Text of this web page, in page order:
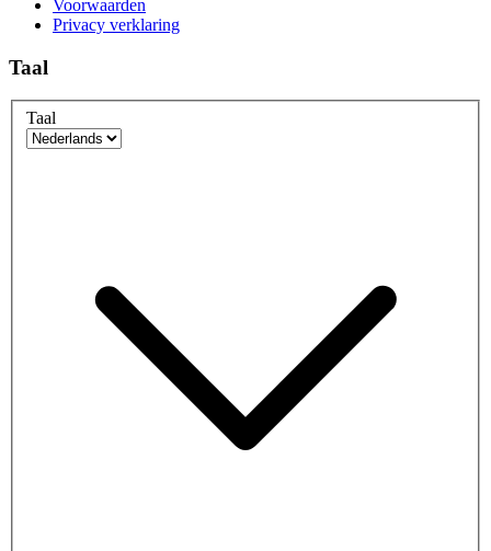
Voorwaarden
Privacy verklaring
Taal
Taal